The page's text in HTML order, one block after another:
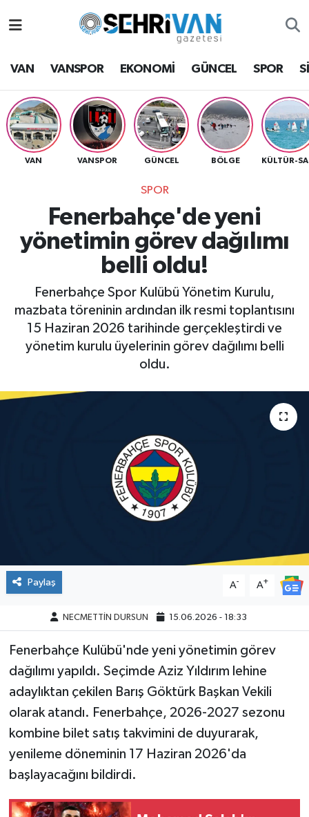
VAN VANSPOR EKONOMİ GÜNCEL SPOR
VAN VANSPOR GÜNCEL BÖLGE
SPOR
Fenerbahçe'de yeni
yönetimin görev dağılımı
belli oldu!
Fenerbahçe Spor Kulübü Yönetim Kurulu,
mazbata töreninin ardından ilk resmi toplantısını
15 Haziran 2026 tarihinde gerçekleştirdi ve
yönetim kurulu üyelerinin görev dağılımı belli
oldu.
Paylaş A- A+
NECMETTİN DURSUN 15.06.2026 - 18:33
Fenerbahçe Kulübü'nde yeni yönetimin görev
dağılımı yapıldı. Seçimde Aziz Yıldırım lehine
adaylıktan çekilen Barış Göktürk Başkan Vekili
olarak atandı. Fenerbahçe, 2026-2027 sezonu
kombine bilet satış takvimini de duyurarak,
yenileme döneminin 17 Haziran 2026'da
başlayacağını bildirdi.
Van Hava Durumu
VAN Namaz Vakitleri
Van Trafik Yoğunluk Haritası
Süper Lig Puan Durumu ve Fikstür
Tüm Manşetler
Son Dakika Haberleri
Haber Arşivi